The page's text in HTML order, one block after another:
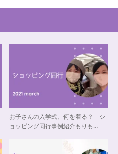
お子さんの入学式、何を着る？ シ
ョッピング同行事例紹介もりも…